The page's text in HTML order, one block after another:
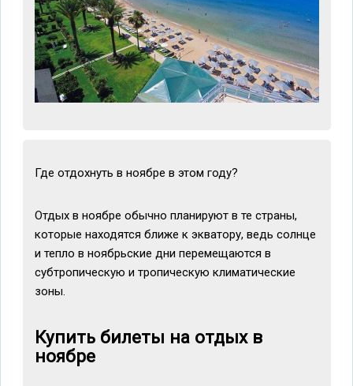
Где отдохнуть в ноябре в этом году?
Отдых в ноябре обычно планируют в те страны,
которые находятся ближе к экватору, ведь солнце
и тепло в ноябрьские дни перемещаются в
субтропическую и тропическую климатические
зоны.
Купить билеты на отдых в
ноябре